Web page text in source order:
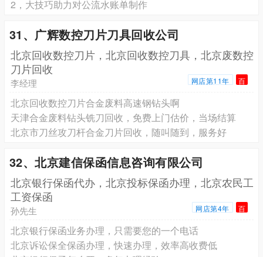
2，大技巧助力对公流水账单制作
31、广辉数控刀片刀具回收公司
北京回收数控刀片，北京回收数控刀具，北京废数控
刀片回收
李经理 网店第11年 百
北京回收数控刀片合金废料高速钢钻头啊
天津合金废料钻头铣刀回收，免费上门估价，当场结算
北京市刀丝攻刀杆合金刀片回收，随叫随到，服务好
32、北京建信保函信息咨询有限公司
北京银行保函代办，北京投标保函办理，北京农民工
工资保函
孙先生 网店第4年 百
北京银行保函业务办理，只需要您的一个电话
北京诉讼保全保函办理，快速办理，效率高收费低